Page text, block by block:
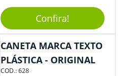
Sua Empresa Em Eventos,
Reuniões Corporativas Ou Até
Mesmo Para Presentear
Colaboradores E Parceiros De
Sua Empresa.
Confira!
CANETA MARCA TEXTO
PLÁSTICA - ORIGINAL
COD.:628